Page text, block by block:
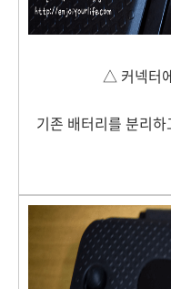
△ 커넥터
기존 배터리를 분리